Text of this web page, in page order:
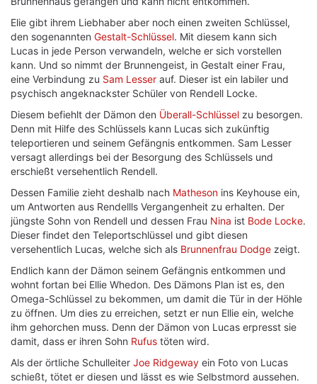
Elie gibt ihrem Liebhaber aber noch einen zweiten Schlüssel,
den sogenannten Gestalt-Schlüssel. Mit diesem kann sich
Lucas in jede Person verwandeln, welche er sich vorstellen
kann. Und so nimmt der Brunnengeist, in Gestalt einer Frau,
eine Verbindung zu Sam Lesser auf. Dieser ist ein labiler und
psychisch angeknackster Schüler von Rendell Locke.
Diesem befiehlt der Dämon den Überall-Schlüssel zu besorgen.
Denn mit Hilfe des Schlüssels kann Lucas sich zukünftig
teleportieren und seinem Gefängnis entkommen. Sam Lesser
versagt allerdings bei der Besorgung des Schlüssels und
erschießt versehentlich Rendell.
Dessen Familie zieht deshalb nach Matheson ins Keyhouse ein,
um Antworten aus Rendellls Vergangenheit zu erhalten. Der
jüngste Sohn von Rendell und dessen Frau Nina ist Bode Locke.
Dieser findet den Teleportschlüssel und gibt diesen
versehentlich Lucas, welche sich als Brunnenfrau Dodge zeigt.
Endlich kann der Dämon seinem Gefängnis entkommen und
wohnt fortan bei Ellie Whedon. Des Dämons Plan ist es, den
Omega-Schlüssel zu bekommen, um damit die Tür in der Höhle
zu öffnen. Um dies zu erreichen, setzt er nun Ellie ein, welche
ihm gehorchen muss. Denn der Dämon von Lucas erpresst sie
damit, dass er ihren Sohn Rufus töten wird.
Als der örtliche Schulleiter Joe Ridgeway ein Foto von Lucas
schießt, tötet er diesen und lässt es wie Selbstmord aussehen.